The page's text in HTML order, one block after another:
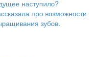
наступило?
про возможности
зубов.